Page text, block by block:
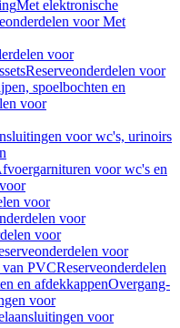
Met elektronische
voor Met
voor
Reserveonderdelen voor
spoelbochten en
voor
voor wc's, urinoirs
voor wc's en
voor
voor
voor
voor
PVCReserveonderdelen
en afdekkappenOvergang-
voor
voor